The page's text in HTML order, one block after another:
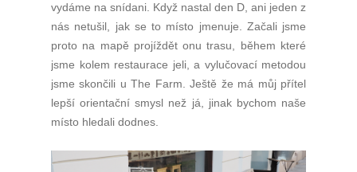
vydáme na snídani. Když nastal den D, ani jeden z
nás netušil, jak se to místo jmenuje. Začali jsme
proto na mapě projíždět onu trasu, během které
jsme kolem restaurace jeli, a vylučovací metodou
jsme skončili u The Farm. Ještě že má můj přítel
lepší orientační smysl než já, jinak bychom naše
místo hledali dodnes.